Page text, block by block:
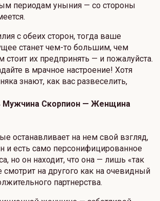
периодам уныния — со стороны
с обеих сторон, тогда ваше
станет чем-то большим, чем
стоит их предпринять — и пожалуйста.
в мрачное настроение! Хотя
знают, как вас развеселить,
Мужчина Скорпион — Женщина
останавливает на нем свой взгляд,
и есть само персонифицированное
но он находит, что она — лишь «так
смотрит на другого как на очевидный
партнерства.